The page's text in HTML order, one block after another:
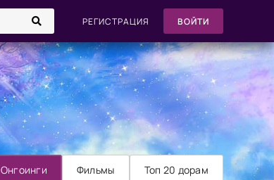
РЕГИСТРАЦИЯ ВОЙТИ
Онгоинги Фильмы Топ 20 дорам